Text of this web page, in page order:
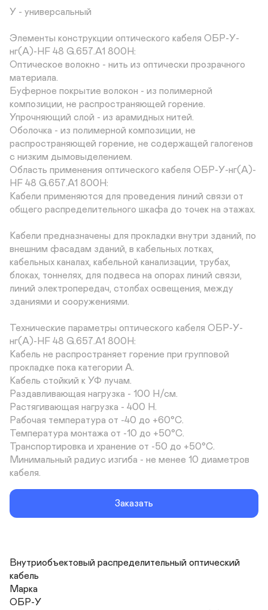
У - универсальный
Элементы конструкции оптического кабеля ОБР-У-
нг(A)-HF 48 G.657.A1 800Н:
Оптическое волокно - нить из оптически прозрачного
материала.
Буферное покрытие волокон - из полимерной
композиции, не распространяющей горение.
Упрочняющий слой - из арамидных нитей.
Оболочка - из полимерной композиции, не
распространяющей горение, не содержащей галогенов
с низким дымовыделением.
Область применения оптического кабеля ОБР-У-нг(A)-
HF 48 G.657.A1 800Н:
Кабели применяются для проведения линий связи от
общего распределительного шкафа до точек на этажах.
Кабели предназначены для прокладки внутри зданий, по
внешним фасадам зданий, в кабельных лотках,
кабельных каналах, кабельной канализации, трубах,
блоках, тоннелях, для подвеса на опорах линий связи,
линий электропередач, столбах освещения, между
зданиями и сооружениями.
Технические параметры оптического кабеля ОБР-У-
нг(A)-HF 48 G.657.A1 800Н:
Кабель не распространяет горение при групповой
прокладке пока категории А.
Кабель стойкий к УФ лучам.
Раздавливающая нагрузка - 100 Н/см.
Растягивающая нагрузка - 400 Н.
Рабочая температура от -40 до +60°С.
Температура монтажа от -10 до +50°С.
Транспортировка и хранение от -50 до +50°С.
Минимальный радиус изгиба - не менее 10 диаметров
кабеля.
Заказать
Внутриобъектовый распределительный оптический
кабель
Марка
ОБР-У